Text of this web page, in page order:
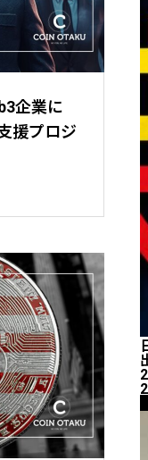
企業に
援プロジ
2